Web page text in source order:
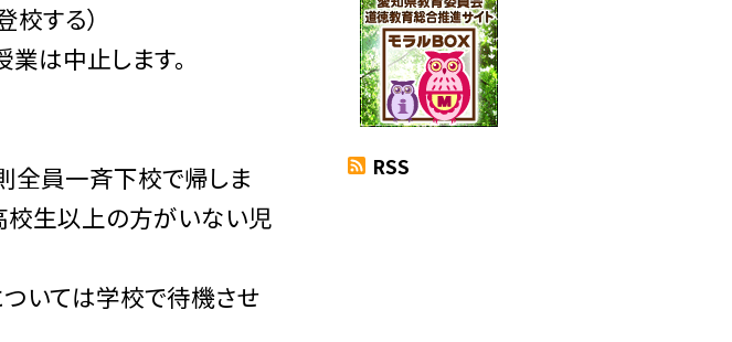
する）
は中止します。
全員一斉下校で帰しま
校生以上の方がいない児
ついては学校で待機させ
RSS